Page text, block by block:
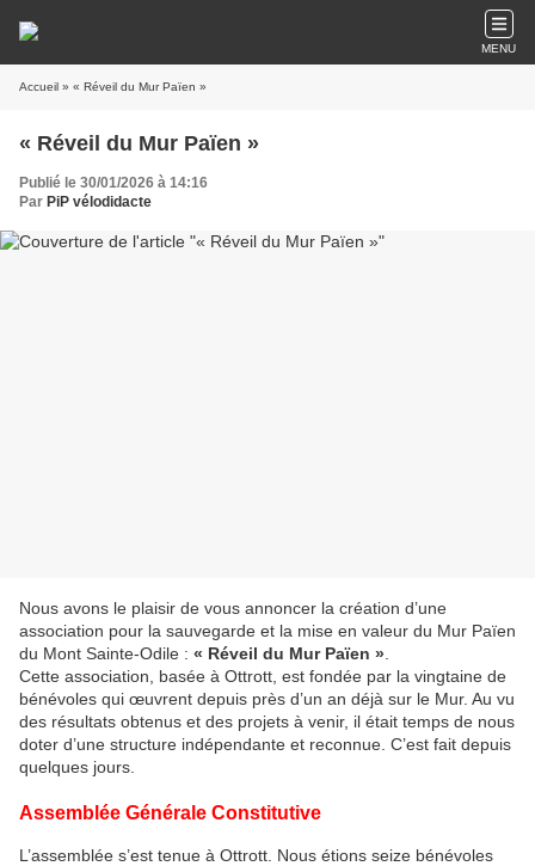
MENU
Accueil » « Réveil du Mur Païen »
« Réveil du Mur Païen »
Publié le 30/01/2026 à 14:16
Par PiP vélodidacte
Nous avons le plaisir de vous annoncer la création d’une
association pour la sauvegarde et la mise en valeur du Mur Païen
du Mont Sainte-Odile : « Réveil du Mur Païen »
Cette association, basée à Ottrott, est fondée par la vingtaine de
bénévoles qui œuvrent depuis près d’un an déjà sur le Mur. Au vu
des résultats obtenus et des projets à venir, il était temps de nous
doter d’une structure indépendante et reconnue. C’est fait depuis
quelques jours.
Assemblée Générale Constitutive
L’assemblée s’est tenue à Ottrott. Nous étions seize bénévoles